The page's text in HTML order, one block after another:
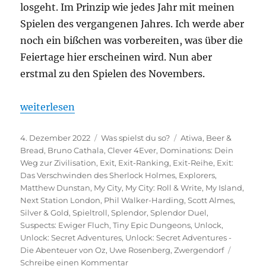
losgeht. Im Prinzip wie jedes Jahr mit meinen
Spielen des vergangenen Jahres. Ich werde aber
noch ein bißchen was vorbereiten, was über die
Feiertage hier erscheinen wird. Nun aber
erstmal zu den Spielen des Novembers.
„Was spielst du so? – November 2022“
weiterlesen
Veröffentlicht
am
4. Dezember 2022 Kategorien
Was spielst du so? Schlagwörter
Atiwa, Beer &
Bread, Bruno Cathala,Clever 4Ever, Dominations: Dein
Weg zur Zivilisation, Exit, Exit-Ranking, Exit-Reihe, Exit:
Das Verschwinden des Sherlock Holmes, Explorers,
Matthew Dunstan, My City, My City: Roll & Write, My Island,
Next Station London, Phil Walker-Harding,Scott Almes,
Silver & Gold,Spieltroll,Splendor,Splendor Duel,
Suspects: Ewiger Fluch,Tiny Epic Dungeons, Unlock,
Unlock: Secret Adventures, Unlock: Secret Adventures -
Die Abenteuer von Oz, Uwe Rosenberg,Zwergendorf
Schreibe einen Kommentarzu